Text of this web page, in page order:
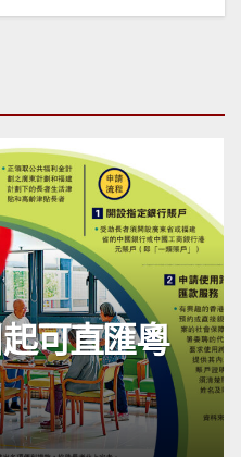
可直匯粵